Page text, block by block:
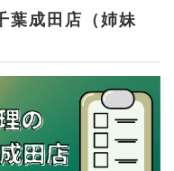
葉成田店（姉妹